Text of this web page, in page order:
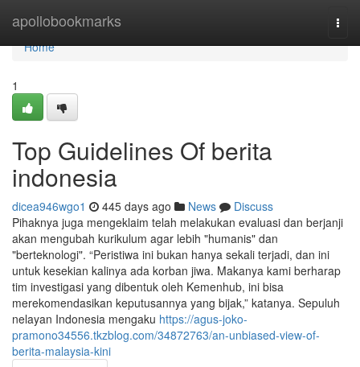
apollobookmarks
Home
Home
1
Top Guidelines Of berita
indonesia
dicea946wgo1 445 days ago News
Discuss
Pihaknya juga mengeklaim telah melakukan evaluasi dan berjanji
akan mengubah kurikulum agar lebih "humanis" dan
"berteknologi". “Peristiwa ini bukan hanya sekali terjadi, dan ini
untuk kesekian kalinya ada korban jiwa. Makanya kami berharap
tim investigasi yang dibentuk oleh Kemenhub, ini bisa
merekomendasikan keputusannya yang bijak,” katanya. Sepuluh
nelayan Indonesia mengaku https://agus-joko-
pramono34556.tkzblog.com/34872763/an-unbiased-view-of-
berita-malaysia-kini